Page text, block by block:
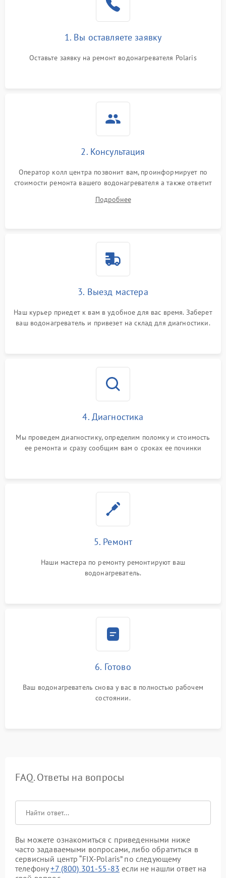
1. Вы оставляете заявку
Оставьте заявку на ремонт водонагревателя Polaris
2. Консультация
Оператор колл центра позвонит вам, проинформирует по
стоимости ремонта вашего водонагревателя а также ответит
Подробнее
3. Выезд мастера
Наш курьер приедет к вам в удобное для вас время. Заберет
ваш водонагреватель и привезет на склад для диагностики.
4. Диагностика
Мы проведем диагностику, определим поломку и стоимость
ее ремонта и сразу сообщим вам о сроках ее починки
5. Ремонт
Наши мастера по ремонту ремонтируют ваш
водонагреватель.
6. Готово
Ваш водонагреватель снова у вас в полностью рабочем
состоянии.
FAQ. Ответы на вопросы
Вы можете ознакомиться с приведенными ниже
часто задаваемыми вопросами, либо обратиться в
сервисный центр “FIX-Polaris” по следующему
телефону+7 (800) 301-55-83 если не нашли ответ на